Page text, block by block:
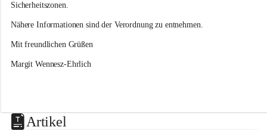
Sicherheitszonen.
Nähere Informationen sind der Verordnung zu entnehmen.
Mit freundlichen Grüßen
Margit Wennesz-Ehrlich
Artikel